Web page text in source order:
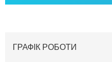
ГРАФІК РОБОТИ